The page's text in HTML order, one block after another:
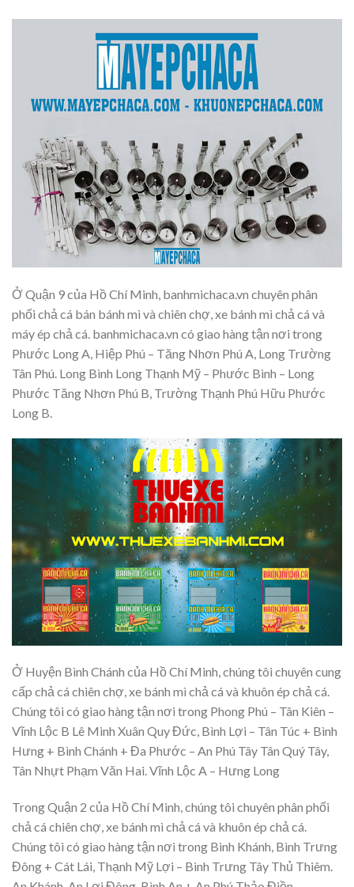
Ở Quận 9 của Hồ Chí Minh, banhmichaca.vn chuyên phân
phối chả cá bán bánh mì và chiên chợ, xe bánh mì chả cá và
máy ép chả cá. banhmichaca.vn có giao hàng tận nơi trong
Phước Long A, Hiệp Phú – Tăng Nhơn Phú A, Long Trường
Tân Phú. Long Bình Long Thạnh Mỹ – Phước Bình – Long
Phước Tăng Nhơn Phú B, Trường Thạnh Phú Hữu Phước
Long B.
Ở Huyện Bình Chánh của Hồ Chí Minh, chúng tôi chuyên cung
cấp chả cá chiên chợ, xe bánh mì chả cá và khuôn ép chả cá.
Chúng tôi có giao hàng tận nơi trong Phong Phú – Tân Kiên –
Vĩnh Lộc B Lê Minh Xuân Quy Đức, Bình Lợi – Tân Túc + Bình
Hưng + Bình Chánh + Đa Phước – An Phú Tây Tân Quý Tây,
Tân Nhựt Phạm Văn Hai. Vĩnh Lộc A – Hưng Long
Trong Quận 2 của Hồ Chí Minh, chúng tôi chuyên phân phối
chả cá chiên chợ, xe bánh mì chả cá và khuôn ép chả cá.
Chúng tôi có giao hàng tận nơi trong Bình Khánh, Bình Trưng
Đông + Cát Lái, Thạnh Mỹ Lợi – Bình Trưng Tây Thủ Thiêm.